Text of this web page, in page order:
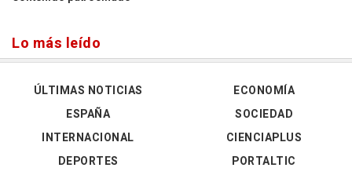
Lo más leído
ÚLTIMAS NOTICIAS
ESPAÑA
INTERNACIONAL
DEPORTES
ECONOMÍA
SOCIEDAD
CIENCIAPLUS
PORTALTIC